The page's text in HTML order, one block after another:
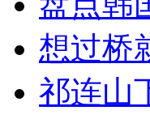
想过桥
祁连山